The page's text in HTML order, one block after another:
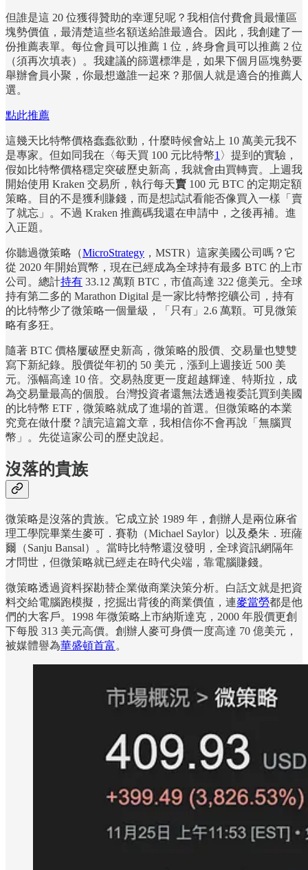
但誰是這 20 位獲得贊助的幸運兒呢？我相信付費會員最懂區
塊勢價值，最清楚這些名額送給誰最適合。因此，我創建了一
份推薦表單。每位會員可以推薦 1 位，終身會員可以推薦 2 位
（須再次填表）。我建議的篩選標準是，如果下個月區塊勢要
舉辦會員小聚，你最想邀誰一起來？那個人就是適合的推薦人
選。
點此推薦
這幾天比特幣價格蠢蠢欲動，什麼時候會站上 10 萬美元我不
是專家。但如同我在〈每天買 100 元比特幣1 〉提到的實驗，
假如比特幣價格穩定突破歷史新高，我就會由買轉賣。上週我
開始使用 Kraken 交易所，執行每天賣 100 元 BTC 的定期定額
策略。目的不是獲利賺錢，而是想試試看能否像買入一樣「賣
了就忘」。不過 Kraken 推薦碼我還在申請中，之後再補。進
入正題。
你聽過微策略（MicroStrategy ，MSTR）這家美國公司嗎？它
從 2020 年開始買幣，現在已經成為全球持有最多 BTC 的上市
公司。總計持有 33.12 萬顆 BTC，市值高達 322 億美元。全球
持有第二多的 Marathon Digital 是一家比特幣挖礦公司，持有
的比特幣少了微策略一個量級，「只有」2.6 萬顆。可見微策
略有多狂。
隨著 BTC 價格屢破歷史新高，微策略的股價、交易量也雙雙
寫下新紀錄。股價從年初的 50 美元，漲到上週接近 500 美
元。漲幅高達 10 倍。交易熱度更一度超越輝達、特斯拉，成
為交易量最高的個股。台灣投資者還無法透過複委託買到美國
的比特幣 ETF，微策略就成了進場的首選。但微策略的本業
究竟在做什麼？讀完這篇文章，我相信你不會再說「無腦買
幣」。先從這家公司的歷史說起。
沒落的貴族
微策略是沒落的貴族。它成立於 1989 年，創辦人是兩位麻省
理工學院畢業生麥可．賽勒（Michael Saylor）以及桑朱．班薩
爾（Sanju Bansal）。當時比特幣還沒發明，全球資訊網隔年
才問世，但微策略就已經走在時代尖端，靠電腦賺錢。
微策略透過資料探勘替企業做商業決策分析。白話文就是把資
料交給電腦跑模擬，挖掘出背後的商業價值，連麥當勞都是他
們的大客戶。1998 年微策略上市納斯達克，2000 年股價更創
下每股 313 美元高價。創辦人麥可身價一度高達 70 億美元，
被媒體譽為華盛頓首富 。